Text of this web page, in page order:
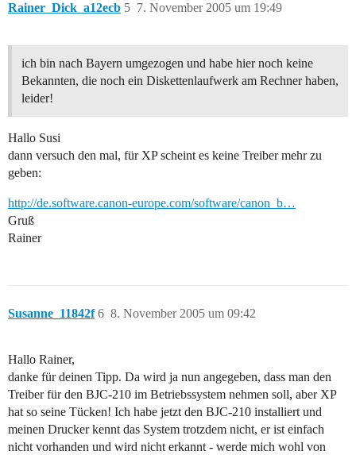
Rainer_Dick_a12ecb 7. November 2005 um 19:49
5
ich bin nach Bayern umgezogen und habe hier noch keine
Bekannten, die noch ein Diskettenlaufwerk am Rechner haben,
leider!
Hallo Susi
dann versuch den mal, für XP scheint es keine Treiber mehr zu
geben:
http://de.software.canon-europe.com/software/canon_b…
Gruß
Rainer
Susanne_11842f 8. November 2005 um 09:42
6
Hallo Rainer,
danke für deinen Tipp. Da wird ja nun angegeben, dass man den
Treiber für den BJC-210 im Betriebssystem nehmen soll, aber XP
hat so seine Tücken! Ich habe jetzt den BJC-210 installiert und
meinen Drucker kennt das System trotzdem nicht, er ist einfach
nicht vorhanden und wird nicht erkannt - werde mich wohl von